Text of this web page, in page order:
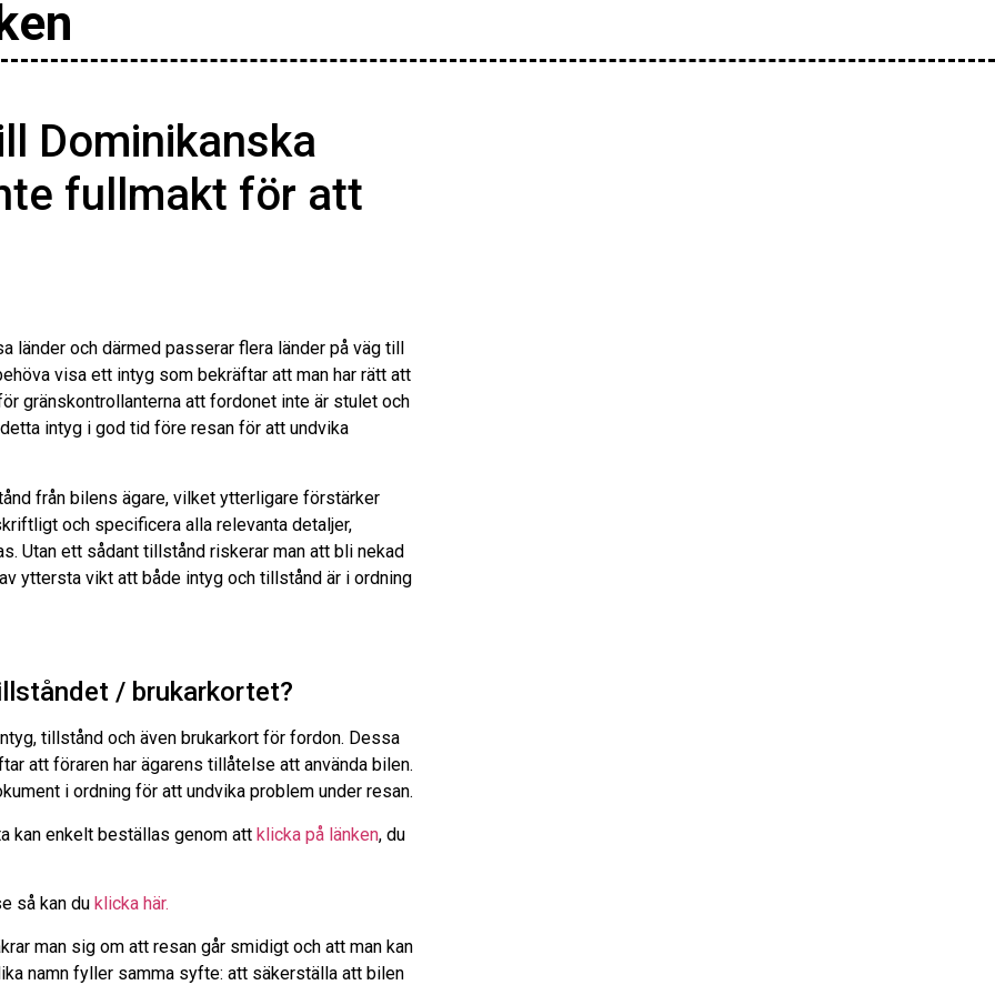
Dominikanska
fullmakt för att
och därmed passerar flera länder på väg till
visa ett intyg som bekräftar att man har rätt att
gränskontrollanterna att fordonet inte är stulet och
intyg i god tid före resan för att undvika
från bilens ägare, vilket ytterligare förstärker
och specificera alla relevanta detaljer,
Utan ett sådant tillstånd riskerar man att bli nekad
yttersta vikt att både intyg och tillstånd är i ordning
/ brukarkortet?
tillstånd och även brukarkort för fordon. Dessa
att föraren har ägarens tillåtelse att använda bilen.
i ordning för att undvika problem under resan.
kan enkelt beställas genom att klicka på länken, du
så kan du klicka här.
man sig om att resan går smidigt och att man kan
namn fyller samma syfte: att säkerställa att bilen